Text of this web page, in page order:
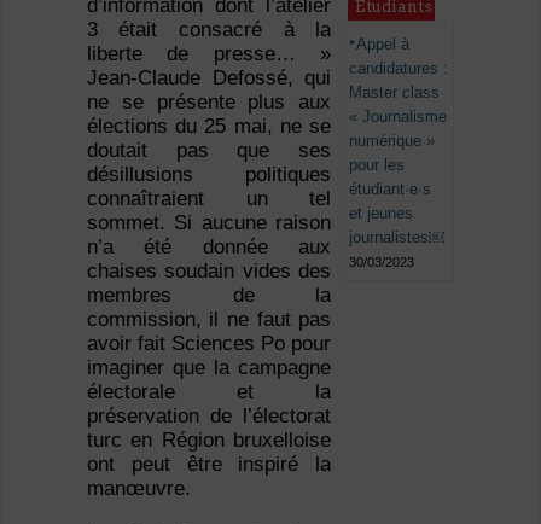
d’information dont l’atelier
3 était consacré à la
liberte de presse… »
Jean-Claude Defossé, qui
ne se présente plus aux
élections du 25 mai, ne se
doutait pas que ses
désillusions politiques
connaîtraient un tel
sommet. Si aucune raison
n’a été donnée aux
chaises soudain vides des
membres de la
commission, il ne faut pas
avoir fait Sciences Po pour
imaginer que la campagne
électorale et la
préservation de l’électorat
turc en Région bruxelloise
ont peut être inspiré la
manœuvre.
Étudiants
Appel à
candidatures :
Master class
« Journalisme
numérique »
pour les
étudiant·e·s
et jeunes
journalistes￼
30/03/2023